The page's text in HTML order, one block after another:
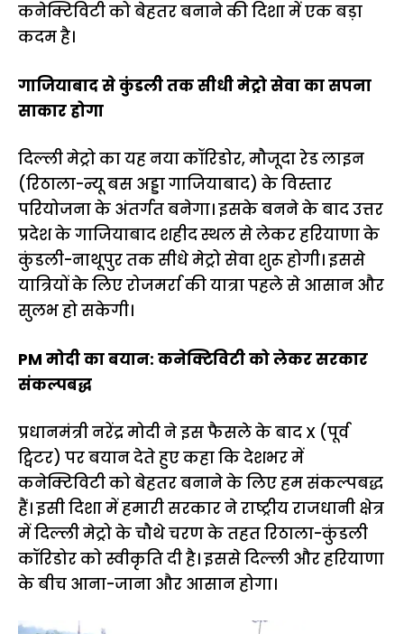
कनेक्टिविटी को बेहतर बनाने की दिशा में एक बड़ा
कदम है।
गाजियाबाद से कुंडली तक सीधी मेट्रो सेवा का सपना
साकार होगा
दिल्ली मेट्रो का यह नया कॉरिडोर, मौजूदा रेड लाइन
(रिठाला-न्यू बस अड्डा गाजियाबाद) के विस्तार
परियोजना के अंतर्गत बनेगा। इसके बनने के बाद उत्तर
प्रदेश के गाजियाबाद शहीद स्थल से लेकर हरियाणा के
कुंडली-नाथूपुर तक सीधे मेट्रो सेवा शुरू होगी। इससे
यात्रियों के लिए रोजमर्रा की यात्रा पहले से आसान और
सुलभ हो सकेगी।
PM मोदी का बयान: कनेक्टिविटी को लेकर सरकार
संकल्पबद्ध
प्रधानमंत्री नरेंद्र मोदी ने इस फैसले के बाद X (पूर्व
ट्विटर) पर बयान देते हुए कहा कि देशभर में
कनेक्टिविटी को बेहतर बनाने के लिए हम संकल्पबद्ध
हैं। इसी दिशा में हमारी सरकार ने राष्ट्रीय राजधानी क्षेत्र
में दिल्ली मेट्रो के चौथे चरण के तहत रिठाला-कुंडली
कॉरिडोर को स्वीकृति दी है। इससे दिल्ली और हरियाणा
के बीच आना-जाना और आसान होगा।